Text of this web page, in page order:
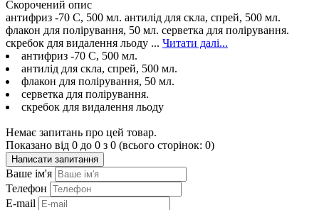
Скорочений опис
антифриз -70 С, 500 мл. антилід для скла, спрей, 500 мл.
флакон для полірування, 50 мл. серветка для полірування.
скребок для видалення льоду ... Читати далі...
антифриз -70 С, 500 мл.
антилід для скла, спрей, 500 мл.
флакон для полірування, 50 мл.
серветка для полірування.
скребок для видалення льоду
Немає запитань про цей товар.
Показано від 0 до 0 з 0 (всього сторінок: 0)
Написати запитання
Ваше ім'я
Телефон
E-mail